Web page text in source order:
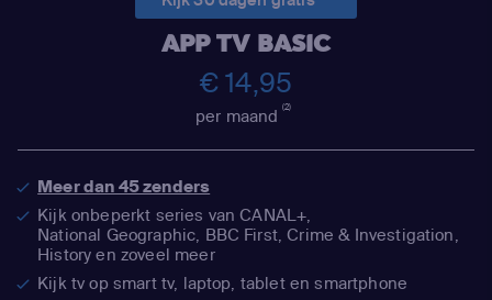
APP TV BASIC
€ 14,95
per maand(2)
Meer dan 45 zenders
Kijk onbeperkt series van CANAL+,
National Geographic, BBC First, Crime & Investigation,
History en zoveel meer
Kijk tv op smart tv, laptop, tablet en smartphone